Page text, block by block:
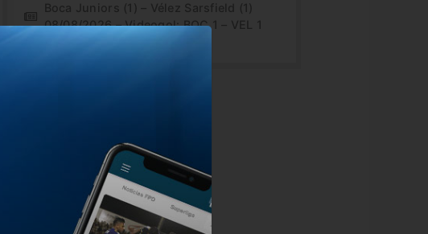
Boca Juniors (1) – Vélez Sarsfield (1)
08/08/2026 – Videogol: BOC 1 – VEL 1